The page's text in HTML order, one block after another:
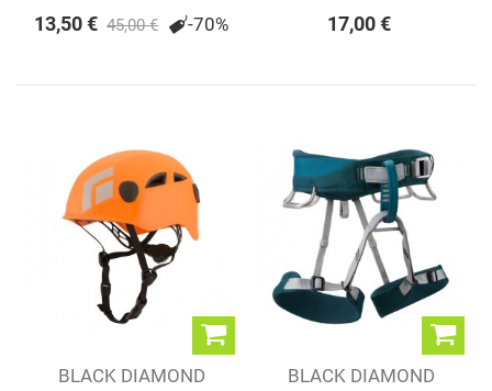
13,50 € 45,00 € -70% 17,00 €
BLACK DIAMOND
BLACK DIAMOND